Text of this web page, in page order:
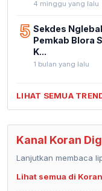
4 minggu yang lalu
5 Sekdes
Pemkab Blora
K...
1 bulan yang lalu
LIHAT SEMUA
Kanal Koran
Lanjutkan membaca
Lihat semua di